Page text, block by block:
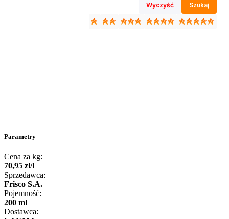
Wyczyść Szukaj
Parametry
Cena za kg:
70,95 zł/l
Sprzedawca:
Frisco S.A.
Pojemność:
200 ml
Dostawca: